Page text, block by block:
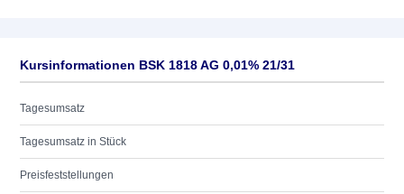
Kursinformationen BSK 1818 AG 0,01% 21/31
Tagesumsatz
Tagesumsatz in Stück
Preisfeststellungen